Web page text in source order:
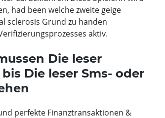
had been welche zweite geige
sclerosis Grund zu handen
aktiv.
Die leser
Die leser Sms- oder
perfekte Finanztransaktionen &